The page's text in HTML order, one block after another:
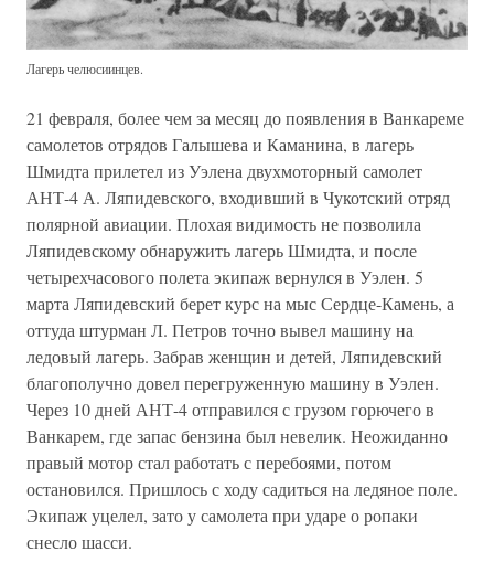
Лагерь челюсиинцев.
21 февраля, более чем за месяц до появления в Ванкареме
самолетов отрядов Галышева и Каманина, в лагерь
Шмидта прилетел из Уэлена двухмоторный самолет
АНТ-4 А. Ляпидевского, входивший в Чукотский отряд
полярной авиации. Плохая видимость не позволила
Ляпидевскому обнаружить лагерь Шмидта, и после
четырехчасового полета экипаж вернулся в Уэлен. 5
марта Ляпидевский берет курс на мыс Сердце-Камень, а
оттуда штурман Л. Петров точно вывел машину на
ледовый лагерь. Забрав женщин и детей, Ляпидевский
благополучно довел перегруженную машину в Уэлен.
Через 10 дней АНТ-4 отправился с грузом горючего в
Ванкарем, где запас бензина был невелик. Неожиданно
правый мотор стал работать с перебоями, потом
остановился. Пришлось с ходу садиться на ледяное поле.
Экипаж уцелел, зато у самолета при ударе о ропаки
снесло шасси.